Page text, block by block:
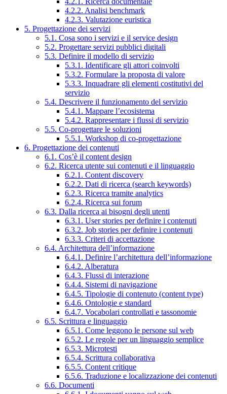
4.2.2. Analisi benchmark
4.2.3. Valutazione euristica
5. Progettazione dei servizi
5.1. Cosa sono i servizi e il service design
5.2. Progettare servizi pubblici digitali
5.3. Definire il modello di servizio
5.3.1. Identificare gli attori coinvolti
5.3.2. Formulare la proposta di valore
5.3.3. Inquadrare gli elementi costitutivi del
servizio
5.4. Descrivere il funzionamento del servizio
5.4.1. Mappare l’ecosistema
5.4.2. Rappresentare i flussi di servizio
5.5. Co-progettare le soluzioni
5.5.1. Workshop di co-progettazione
6. Progettazione dei contenuti
6.1. Cos’è il content design
6.2. Ricerca utente sui contenuti e il linguaggio
6.2.1. Content discovery
6.2.2. Dati di ricerca (search keywords)
6.2.3. Ricerca tramite analytics
6.2.4. Ricerca sui forum
6.3. Dalla ricerca ai bisogni degli utenti
6.3.1. User stories per definire i contenuti
6.3.2. Job stories per definire i contenuti
6.3.3. Criteri di accettazione
6.4. Architettura dell’informazione
6.4.1. Definire l’architettura dell’informazione
6.4.2. Alberatura
6.4.3. Flussi di interazione
6.4.4. Sistemi di navigazione
6.4.5. Tipologie di contenuto (content type)
6.4.6. Ontologie e standard
6.4.7. Vocabolari controllati e tassonomie
6.5. Scrittura e linguaggio
6.5.1. Come leggono le persone sul web
6.5.2. Le regole per un linguaggio semplice
6.5.3. Microtesti
6.5.4. Scrittura collaborativa
6.5.5. Content critique
6.5.6. Traduzione e localizzazione dei contenuti
6.6. Documenti